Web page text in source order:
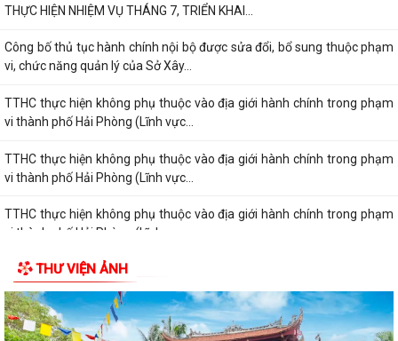
THỰC HIỆN NHIỆM VỤ THÁNG 7, TRIỂN KHAI...
Công bố thủ tục hành chính nội bộ được sửa đổi, bổ sung thuộc phạm
vi, chức năng quản lý của Sở Xây...
TTHC thực hiện không phụ thuộc vào địa giới hành chính trong phạm
vi thành phố Hải Phòng (Lĩnh vực...
TTHC thực hiện không phụ thuộc vào địa giới hành chính trong phạm
vi thành phố Hải Phòng (Lĩnh vực...
TTHC thực hiện không phụ thuộc vào địa giới hành chính trong phạm
vi thành phố Hải Phòng (Lĩnh vực...
THƯ VIỆN ẢNH